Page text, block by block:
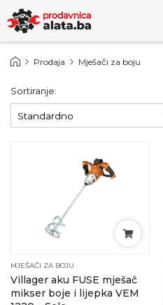
Prodaja Mješači za boju
Sortiranje:
MJEŠAČI ZA BOJU
Villager aku FUSE mješač
mikser boje i lijepka VEM